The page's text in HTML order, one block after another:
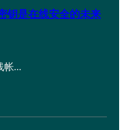
钥是在线安全的未来
…